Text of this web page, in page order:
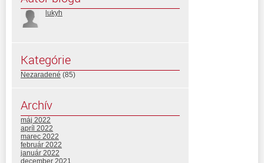
lukyh
Kategórie
Nezaradené (85)
Archív
máj 2022
apríl 2022
marec 2022
február 2022
január 2022